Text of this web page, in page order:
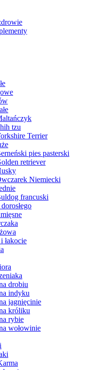
tzu
Terrier
pies pasterski
retriever
Niemiecki
francuski
łakocie
drobiu
indyku
jagnięcinie
króliku
rybie
wołowinie